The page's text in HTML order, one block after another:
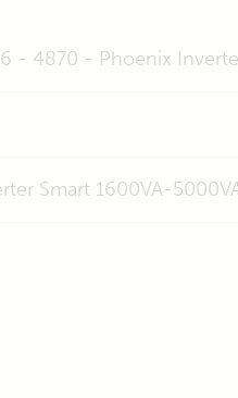
- 4870 - Phoenix
Smart 1600VA-